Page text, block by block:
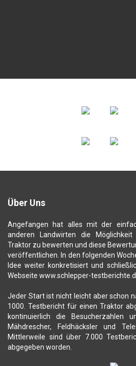
Über Uns
Angefangen hat alles mit der
anderen Landwirten die
Traktor zu bewerten und diese
veröffentlichen. In den folgenden
Idee weiter konkretisiert und
Webseite www.schlepper-
Jeder Start ist nicht leicht aber schon
1000. Testbericht für einen Traktor
kontinuierlich die Besucherzahlen
Mähdrescher, Feldhäcksler und
Mittlerweile sind über 7.000
abgegeben worden.